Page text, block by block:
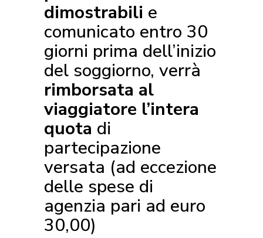
dimostrabili e
comunicato entro 30
giorni prima dell’inizio
del soggiorno, verrà
rimborsata al
viaggiatore l’intera
quota di
partecipazione
versata (ad eccezione
delle spese di
agenzia pari ad euro
30,00)